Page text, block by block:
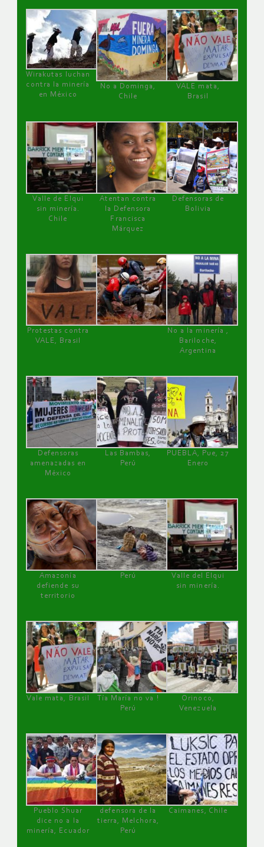
Wirakutas luchan
contra la minería
en México
No a Dominga,
Chile
VALE mata,
Brasil
Valle de Elqui
sin minería.
Chile
Atentan contra
la Defensora
Francisca
Márquez
Defensoras de
Bolivia
Protestas contra
VALE, Brasil
No a la minería ,
Bariloche,
Argentina
Defensoras
amenazadas en
México
Las Bambas,
Perú
PUEBLA, Pue, 27
Enero
Amazonía
defiende su
territorio
Perú
Valle del Elqui
sin minería.
Vale mata, Brasil
Tía María no va !
Perú
Orinoco,
Venezuela
Pueblo Shuar
dice no a la
minería, Ecuador
defensora de la
tierra, Melchora,
Perú
Caimanes, Chile